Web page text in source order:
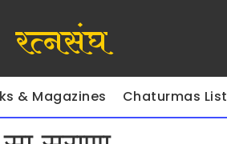
रत्नसंघ
& Magazines Chaturmas List